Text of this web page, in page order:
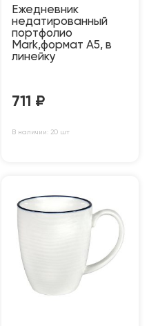
Ежедневник
недатированный
портфолио
Mark,формат А5, в
линейку
711 ₽
В наличии: 20 шт